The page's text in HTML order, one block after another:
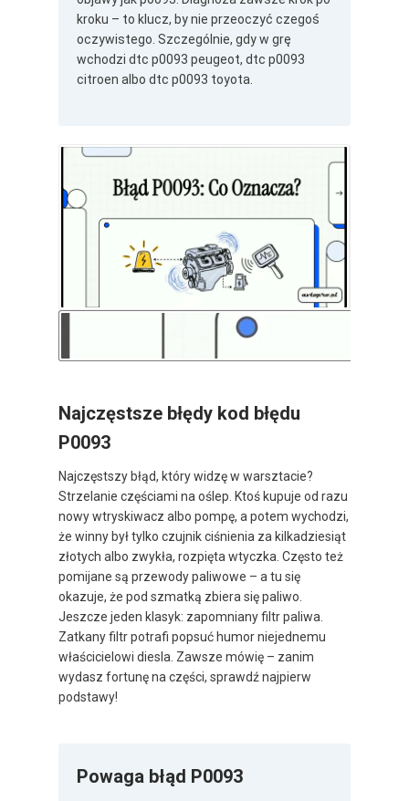
kroku – to klucz, by nie przeoczyć czegoś
oczywistego. Szczególnie, gdy w grę
wchodzi dtc p0093 peugeot, dtc p0093
citroen albo dtc p0093 toyota.
Najczęstsze błędy kod błędu
P0093
Najczęstszy błąd, który widzę w warsztacie?
Strzelanie częściami na oślep. Ktoś kupuje od razu
nowy wtryskiwacz albo pompę, a potem wychodzi,
że winny był tylko czujnik ciśnienia za kilkadziesiąt
złotych albo zwykła, rozpięta wtyczka. Często też
pomijane są przewody paliwowe – a tu się
okazuje, że pod szmatką zbiera się paliwo.
Jeszcze jeden klasyk: zapomniany filtr paliwa.
Zatkany filtr potrafi popsuć humor niejednemu
właścicielowi diesla. Zawsze mówię – zanim
wydasz fortunę na części, sprawdź najpierw
podstawy!
Powaga błąd P0093